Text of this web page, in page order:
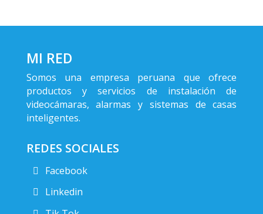
MI RED
Somos una empresa peruana que ofrece
productos y servicios de instalación de
videocámaras, alarmas y sistemas de casas
inteligentes.
REDES SOCIALES
Facebook
Linkedin